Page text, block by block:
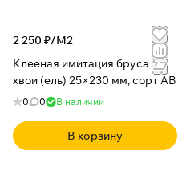
2 250 ₽/М2
Клееная имитация бруса из
хвои (ель) 25×230 мм, сорт АВ
0 0 В наличии
В корзину